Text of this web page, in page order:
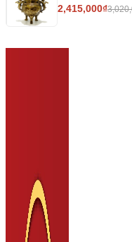
2,415,000₫